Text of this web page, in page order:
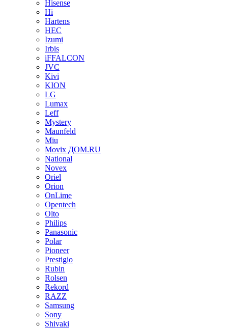
Hisense
Hi
Hartens
HEC
Izumi
Irbis
iFFALCON
JVC
Kivi
KION
LG
Lumax
Leff
Mystery
Maunfeld
Miu
Movix ДОМ.RU
National
Novex
Oriel
Orion
OnLime
Opentech
Olto
Philips
Panasonic
Polar
Pioneer
Prestigio
Rubin
Rolsen
Rekord
RAZZ
Samsung
Sony
Shivaki